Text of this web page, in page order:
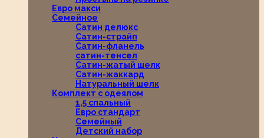
Евро макси
Семейное
Сатин делюкс
Сатин-страйп
Сатин-фланель
сатин-тенсел
Сатин-жатый шелк
Сатин-жаккард
Натуральный шелк
Комплект с одеялом
1,5 спальный
Евро стандарт
Семейный
Детский набор